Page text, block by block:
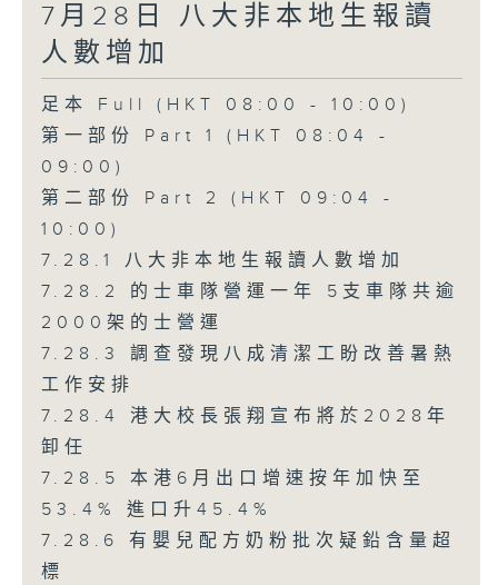
7月28日 八大非本地生報讀
人數增加
足本 Full (HKT 08:00 - 10:00)
第一部份 Part 1 (HKT 08:04 -
09:00)
第二部份 Part 2 (HKT 09:04 -
10:00)
7.28.1 八大非本地生報讀人數增加
7.28.2 的士車隊營運一年 5支車隊共逾
2000架的士營運
7.28.3 調查發現八成清潔工盼改善暑熱
工作安排
7.28.4 港大校長張翔宣布將於2028年
卸任
7.28.5 本港6月出口增速按年加快至
53.4% 進口升45.4%
7.28.6 有嬰兒配方奶粉批次疑鉛含量超
標